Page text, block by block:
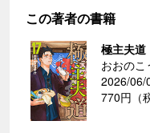
この著者の書籍
極主夫
おおのこ
2026/06/
770円（